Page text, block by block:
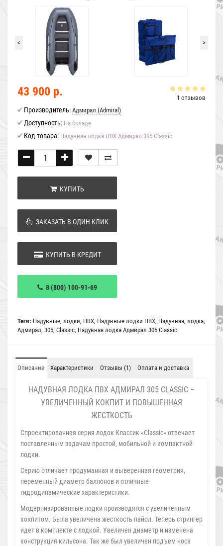
< >
1 отзывов
43 900 р.
Производитель: Адмирал (Admiral)
Доступность: На складе
Код товара: Надувная лодка ПВХ Адмирал 305 Classic
КУПИТЬ
ЗАКАЗАТЬ В ОДИН КЛИК
КУПИТЬ В КРЕДИТ
8 (800) 100-91-69
Теги: Надувные, лодки, ПВХ, Надувные лодки ПВХ, Надувная, лодка,
Адмирал, 305, Classic, Надувная лодка Адмирал 305 Classic
Описание Характеристики Отзывы (1) Оплата и доставка
НАДУВНАЯ ЛОДКА ПВХ АДМИРАЛ 305 CLASSIC –
УВЕЛИЧЕННЫЙ КОКПИТ И ПОВЫШЕННАЯ
ЖЕСТКОСТЬ
Спроектированная серия лодок Классик «Classic» отвечает
поставленным задачам простой, мобильной и компактной
лодки.
Серию отличает продуманная и выверенная геометрия,
переменный диаметр баллонов и отличные
гидродинамические характеристики.
Модернизированные лодки производятся с увеличенным
кокпитом. Была увеличена жесткость пайол. Теперь стрингер
идет в комплекте с лодкой. Увеличен диаметр и изменена
конструкция кильсона. Так же был увеличен подъем носа